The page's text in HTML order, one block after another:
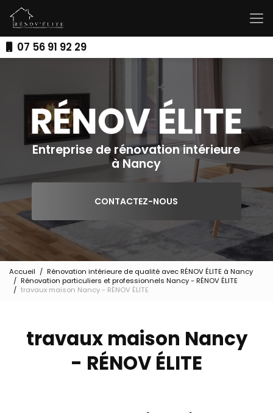
au
contenu
principal07 56 91 92 29
Entreprise de rénovation intérieure
à Nancy
CONTACTEZ-NOUS
Accueil
Rénovation intérieure de qualité avec RÉNOV ÉLITE à Nancy
Rénovation particuliers et professionnels Nancy - RÉNOV ÉLITE
travaux maison Nancy - RÉNOV ÉLITE
travaux maison Nancy
- RÉNOV ÉLITE